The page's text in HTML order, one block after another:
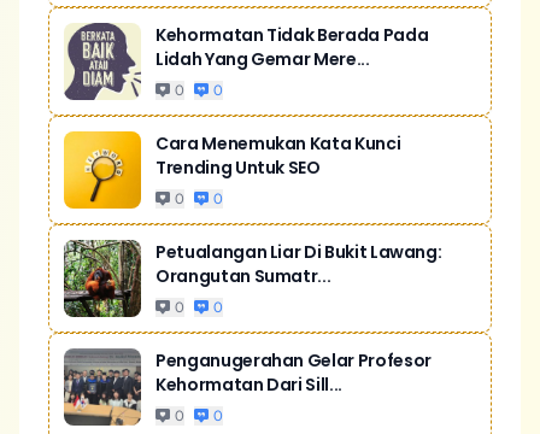
Kehormatan Tidak Berada Pada
Lidah Yang Gemar Mere...
0 0
Cara Menemukan Kata Kunci
Trending Untuk SEO
0 0
Petualangan Liar Di Bukit Lawang:
Orangutan Sumatr...
0 0
Penganugerahan Gelar Profesor
Kehormatan Dari Sill...
0 0